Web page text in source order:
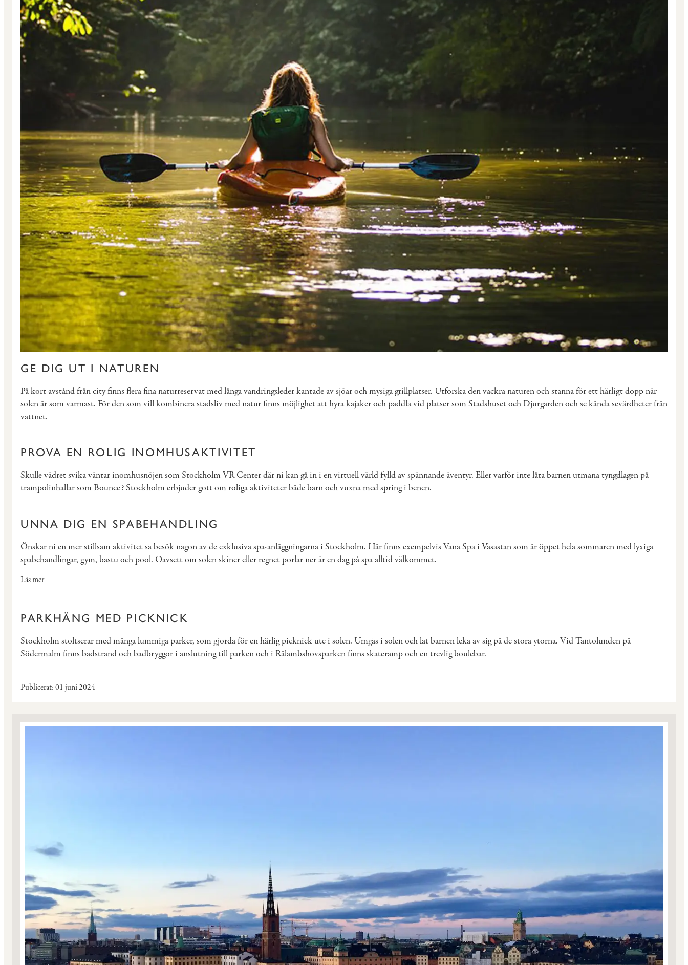
GE DIG UT I NATUREN
På kort avstånd från city finns flera fina naturreservat med långa vandringsleder kantade av sjöar och mysiga grillplatser. Utforska den vackra naturen och stanna för ett härligt dopp när
solen är som varmast. För den som vill kombinera stadsliv med natur finns möjlighet att hyra kajaker och paddla vid platser som Stadshuset och Djurgården och se kända sevärdheter från
vattnet.
PROVA EN ROLIG INOMHUSAKTIVITET
Skulle vädret svika väntar inomhusnöjen som Stockholm VR Center där ni kan gå in i en virtuell värld fylld av spännande äventyr. Eller varför inte låta barnen utmana tyngdlagen på
trampolinhallar som Bounce? Stockholm erbjuder gott om roliga aktiviteter både barn och vuxna med spring i benen.
UNNA DIG EN SPABEHANDLING
Önskar ni en mer stillsam aktivitet så besök någon av de exklusiva spa-anläggningarna i Stockholm. Här finns exempelvis Vana Spa i Vasastan som är öppet hela sommaren med lyxiga
spabehandlingar, gym, bastu och pool. Oavsett om solen skiner eller regnet porlar ner är en dag på spa alltid välkommet.
Läs mer
PARKHÄNG MED PICKNICK
Stockholm stoltserar med många lummiga parker, som gjorda för en härlig picknick ute i solen. Umgås i solen och låt barnen leka av sig på de stora ytorna. Vid Tantolunden på
Södermalm finns badstrand och badbryggor i anslutning till parken och i Rålambshovsparken finns skateramp och en trevlig boulebar.
Publicerat 01 juni 2024